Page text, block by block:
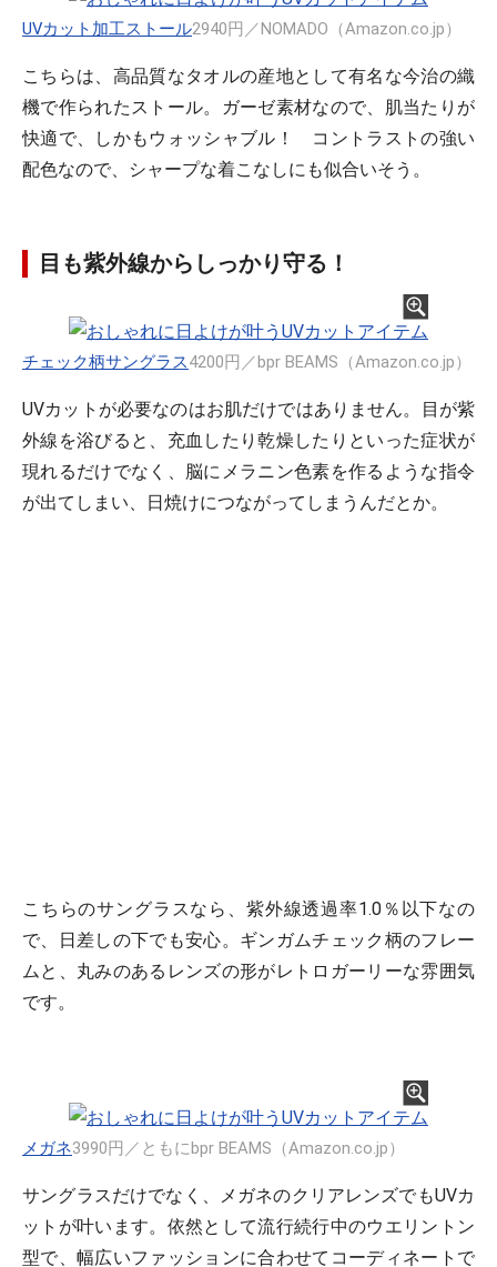
UVカット加工ストール2940円／NOMADO（Amazon.co.jp）
こちらは、高品質なタオルの産地として有名な今治の織
機で作られたストール。ガーゼ素材なので、肌当たりが
快適で、しかもウォッシャブル！ コントラストの強い
配色なので、シャープな着こなしにも似合いそう。
目も紫外線からしっかり守る！
チェック柄サングラス4200円／bpr BEAMS（Amazon.co.jp）
UVカットが必要なのはお肌だけではありません。目が紫
外線を浴びると、充血したり乾燥したりといった症状が
現れるだけでなく、脳にメラニン色素を作るような指令
が出てしまい、日焼けにつながってしまうんだとか。
こちらのサングラスなら、紫外線透過率1.0％以下なの
で、日差しの下でも安心。ギンガムチェック柄のフレー
ムと、丸みのあるレンズの形がレトロガーリーな雰囲気
です。
メガネ3990円／ともにbpr BEAMS（Amazon.co.jp）
サングラスだけでなく、メガネのクリアレンズでもUVカ
ットが叶います。依然として流行続行中のウエリントン
型で、幅広いファッションに合わせてコーディネートで